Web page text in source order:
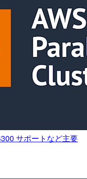
サポートなど主要